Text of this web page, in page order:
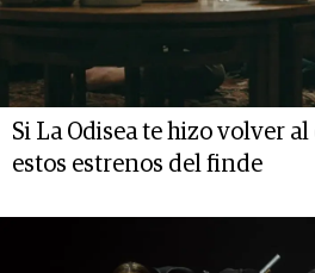
Si La Odisea te hizo volver
estos estrenos del finde